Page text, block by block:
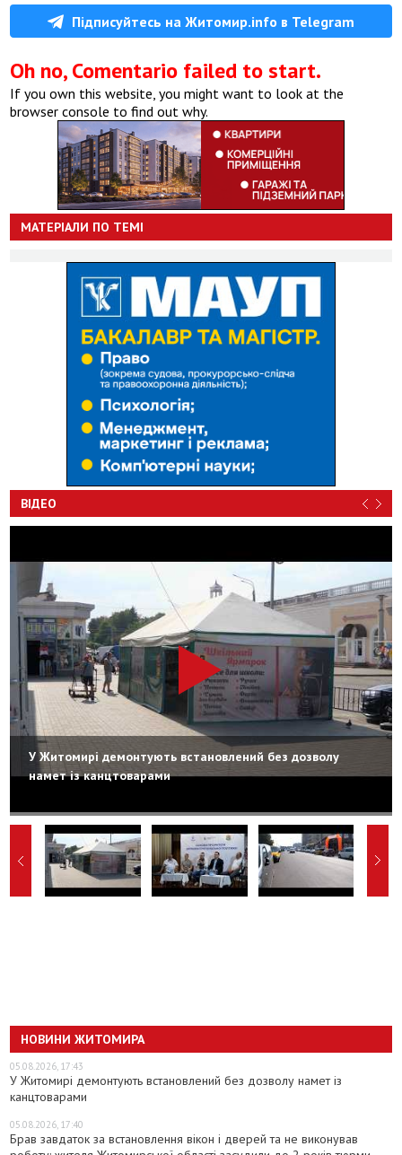
Підписуйтесь на Житомир.info в Telegram
Oh no, Comentario failed to start.
If you own this website, you might want to look at the
browser console to find out why.
МАТЕРІАЛИ ПО ТЕМІ
ВІДЕО
У Житомирі демонтують встановлений без дозволу
намет із канцтоварами
НОВИНИ ЖИТОМИРА
05.08.2026, 17:43
У Житомирі демонтують встановлений без дозволу намет із
канцтоварами
05.08.2026, 17:40
Брав завдаток за встановлення вікон і дверей та не виконував